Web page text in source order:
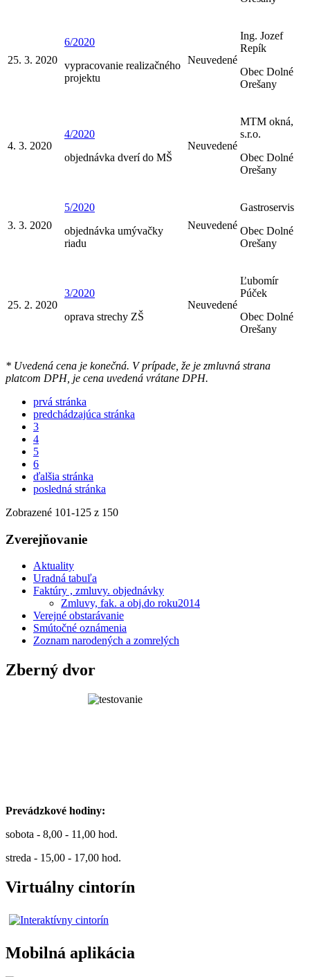
25. 3. 2020
6/2020
vypracovanie realizačného
projektu
Neuvedené
Ing. Jozef
Repík
Obec Dolné
Orešany
4. 3. 2020
4/2020
objednávka dverí do MŠ
Neuvedené
MTM okná,
s.r.o.
Obec Dolné
Orešany
3. 3. 2020
5/2020
objednávka umývačky
riadu
Neuvedené
Gastroservis
Obec Dolné
Orešany
25. 2. 2020
3/2020
oprava strechy ZŠ
Neuvedené
Ľubomír
Púček
Obec Dolné
Orešany
* Uvedená cena je konečná. V prípade, že je zmluvná strana
platcom DPH, je cena uvedená vrátane DPH.
prvá stránka
predchádzajúca stránka
3
4
5
6
ďalšia stránka
posledná stránka
Zobrazené 101-125 z 150
Zverejňovanie
Aktuality
Uradná tabuľa
Faktúry , zmluvy. objednávky
Zmluvy, fak. a obj.do roku2014
Verejné obstarávanie
Smútočné oznámenia
Zoznam narodených a zomrelých
Zberný dvor
Prevádzkové hodiny:
sobota - 8,00 - 11,00 hod.
streda - 15,00 - 17,00 hod.
Virtuálny cintorín
Mobilná aplikácia